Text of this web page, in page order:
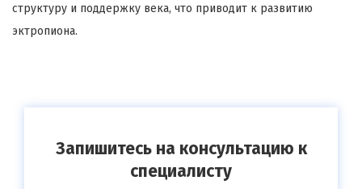
структуру и поддержку века, что приводит к развитию
эктропиона.
Запишитесь на консультацию к
специалисту